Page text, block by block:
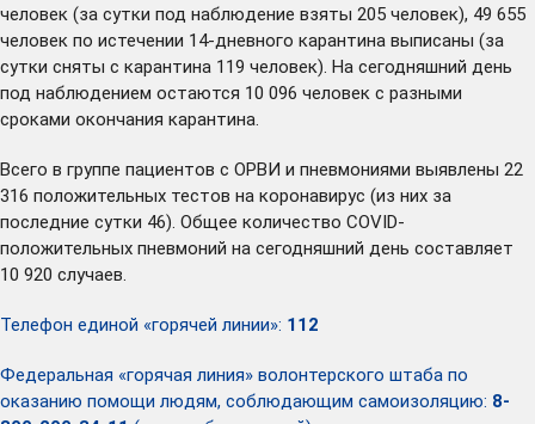
человек (за сутки под наблюдение взяты 205 человек), 49 655
человек по истечении 14-дневного карантина выписаны (за
сутки сняты с карантина 119 человек). На сегодняшний день
под наблюдением остаются 10 096 человек с разными
сроками окончания карантина.
Всего в группе пациентов с ОРВИ и пневмониями выявлены 22
316 положительных тестов на коронавирус (из них за
последние сутки 46). Общее количество COVID-
положительных пневмоний на сегодняшний день составляет
10 920 случаев.
Телефон единой «горячей линии»: 112
Федеральная «горячая линия» волонтерского штаба по
оказанию помощи людям, соблюдающим самоизоляцию: 8-